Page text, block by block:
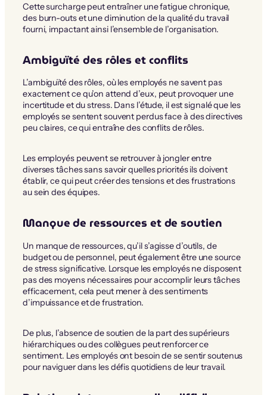
Cette surcharge peut entraîner une fatigue chronique,
des burn-outs et une diminution de la qualité du travail
fourni, impactant ainsi l’ensemble de l’organisation.
Ambiguïté des rôles et conflits
L’ambiguïté des rôles, où les employés ne savent pas
exactement ce qu’on attend d’eux, peut provoquer une
incertitude et du stress. Dans l’étude, il est signalé que les
employés se sentent souvent perdus face à des directives
peu claires, ce qui entraîne des conflits de rôles.
Les employés peuvent se retrouver à jongler entre
diverses tâches sans savoir quelles priorités ils doivent
établir, ce qui peut créer des tensions et des frustrations
au sein des équipes.
Manque de ressources et de soutien
Un manque de ressources, qu’il s’agisse d’outils, de
budget ou de personnel, peut également être une source
de stress significative. Lorsque les employés ne disposent
pas des moyens nécessaires pour accomplir leurs tâches
efficacement, cela peut mener à des sentiments
d’impuissance et de frustration.
De plus, l’absence de soutien de la part des supérieurs
hiérarchiques ou des collègues peut renforcer ce
sentiment. Les employés ont besoin de se sentir soutenus
pour naviguer dans les défis quotidiens de leur travail.